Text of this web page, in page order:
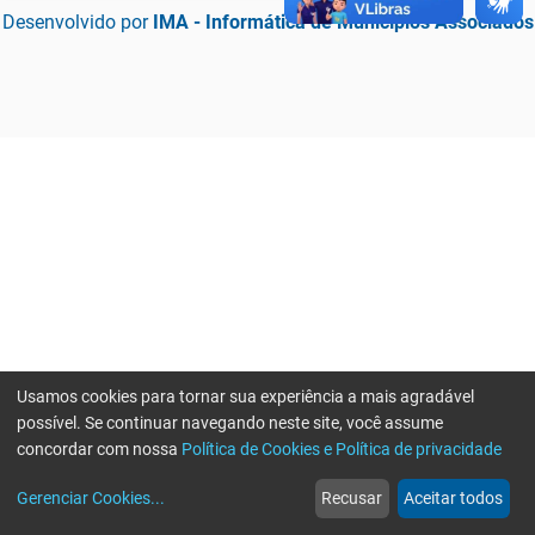
Desenvolvido por IMA - Informática de Municípios Associados
web
Notícias
more_horiz
Mais
Usamos cookies para tornar sua experiência a mais agradável
possível. Se continuar navegando neste site, você assume
concordar com nossa Política de Cookies e Política de privacidade
Gerenciar Cookies... Recusar Aceitar todos
Erro ao enviar informações, por favor tente novamente